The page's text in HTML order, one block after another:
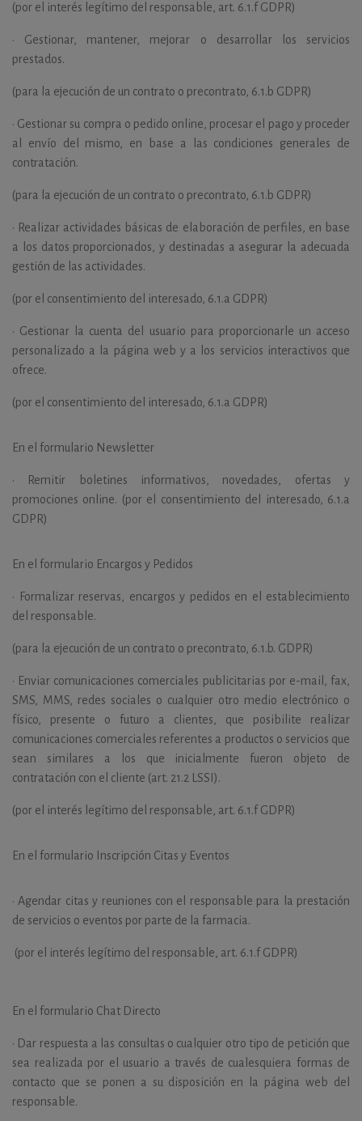
(por el interés legítimo del responsable, art. 6.1.f GDPR)
•
Gestionar, mantener, mejorar o desarrollar los servicios
prestados.
(para la ejecución de un contrato o precontrato, 6.1.b GDPR)
• Gestionar su compra o pedido online, procesar el pago y proceder
al envío del mismo, en base a las condiciones generales de
contratación.
(para la ejecución de un contrato o precontrato, 6.1.b GDPR)
• Realizar actividades básicas de elaboración de perfiles, en base
a los datos proporcionados, y destinadas a asegurar la adecuada
gestión de las actividades.
(por el consentimiento del interesado, 6.1.a GDPR)
• Gestionar la cuenta del usuario para proporcionarle un acceso
personalizado a la página web y a los servicios interactivos que
ofrece.
(por el consentimiento del interesado, 6.1.a GDPR)
En el formulario Newsletter
•
Remitir boletines informativos, novedades, ofertas y
promociones online. (por el consentimiento del interesado, 6.1.a
GDPR)
En el formulario Encargos y Pedidos
•
Formalizar reservas, encargos y pedidos en el establecimiento
del responsable.
(para la ejecución de un contrato o precontrato, 6.1.b. GDPR)
• Enviar comunicaciones comerciales publicitarias por e-mail, fax,
SMS, MMS, redes sociales o cualquier otro medio electrónico o
físico, presente o futuro a clientes, que posibilite realizar
comunicaciones comerciales referentes a productos o servicios que
sean similares a los que inicialmente fueron objeto de
contratación con el cliente (art. 21.2 LSSI).
(por el interés legítimo del responsable, art. 6.1.f GDPR)
En el formulario Inscripción Citas y Eventos
• Agendar citas y reuniones con el responsable para la prestación
de servicios o eventos por parte de la farmacia.
(por el interés legítimo del responsable, art. 6.1.f GDPR)
En el formulario Chat Directo
• Dar respuesta a las consultas o cualquier otro tipo de petición que
sea realizada por el usuario a través de cualesquiera formas de
contacto que se ponen a su disposición en la página web del
responsable.